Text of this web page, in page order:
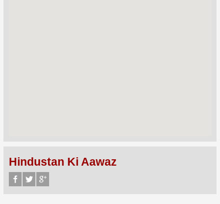
Hindustan Ki Aawaz